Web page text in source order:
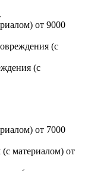
от 9000
(с
(с
от 7000
материалом) от